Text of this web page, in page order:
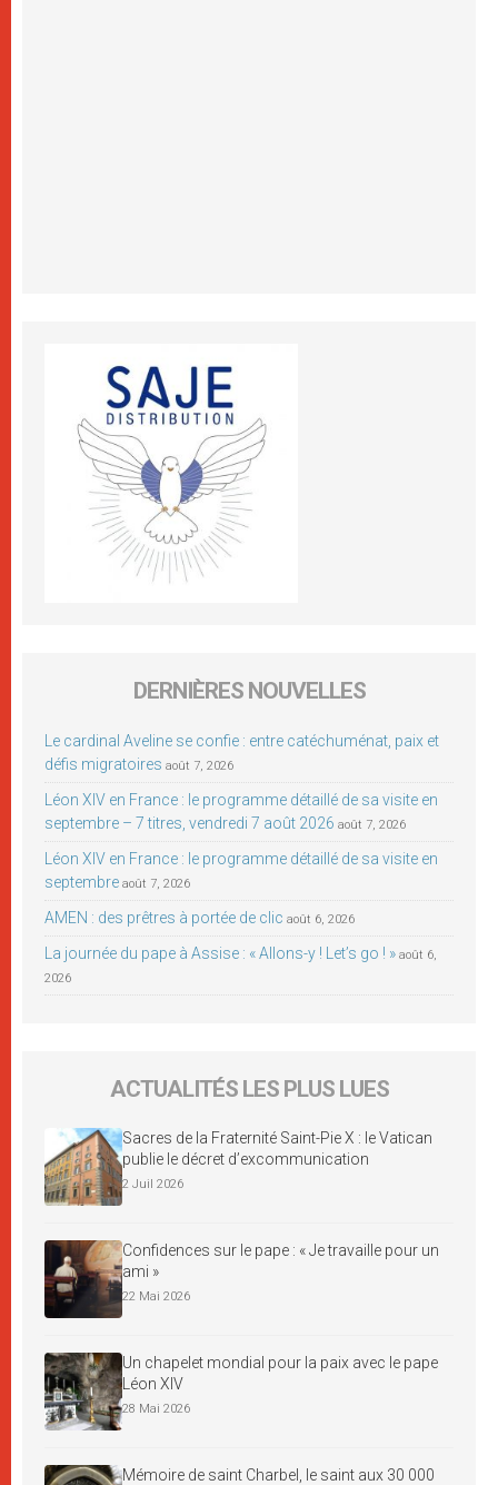
DERNIÈRES NOUVELLES
Le cardinal Aveline se confie : entre catéchuménat, paix et
défis migratoires août 7, 2026
Léon XIV en France : le programme détaillé de sa visite en
septembre – 7 titres, vendredi 7 août 2026 août 7, 2026
Léon XIV en France : le programme détaillé de sa visite en
septembre août 7, 2026
AMEN : des prêtres à portée de clic août 6, 2026
La journée du pape à Assise : « Allons-y ! Let’s go ! » août 6,
2026
ACTUALITÉS LES PLUS LUES
Sacres de la Fraternité Saint-Pie X : le Vatican
publie le décret d’excommunication
2 Juil 2026
Confidences sur le pape : « Je travaille pour un
ami »
22 Mai 2026
Un chapelet mondial pour la paix avec le pape
Léon XIV
28 Mai 2026
Mémoire de saint Charbel, le saint aux 30 000